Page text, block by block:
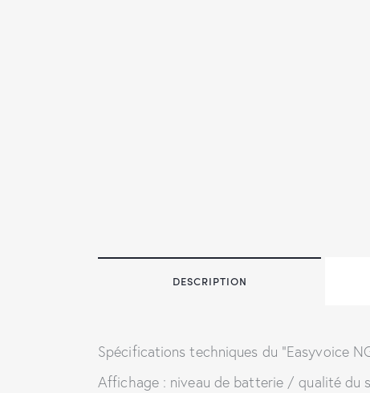
DESCRIPTION
Spécifications techniques du “Easyvoice
Affichage : niveau de batterie / qualité du